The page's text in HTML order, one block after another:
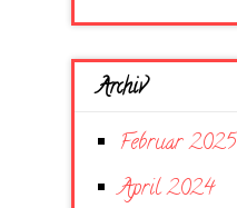
Archiv
Februar 2025
April 2024